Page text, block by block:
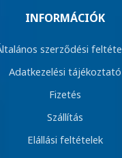
INFORMÁCIÓK
szerződési
Adatkezelési tájékoztató
Fizetés
Szállítás
Elállási feltételek